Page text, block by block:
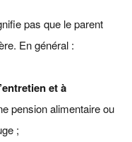
pas que le parent
En général :
et à
pension alimentaire ou
;